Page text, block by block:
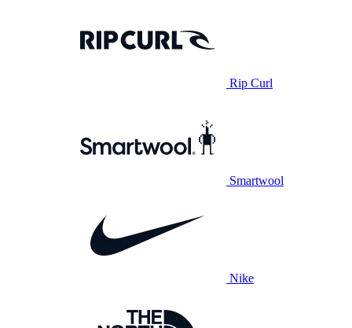
Rip Curl
Smartwool
Nike